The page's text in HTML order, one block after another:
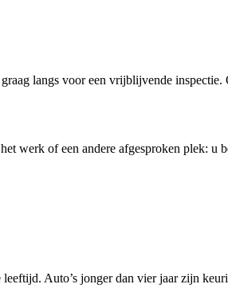
langs voor een vrijblijvende inspectie.
werk of een andere afgesproken plek: u
Auto’s jonger dan vier jaar zijn